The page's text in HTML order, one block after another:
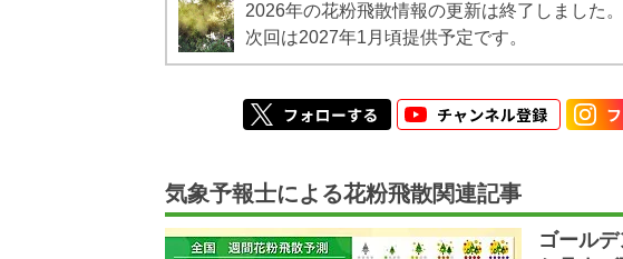
2026年の花粉飛散情報の更新は終了しました。
次回は2027年1月頃提供予定です。
気象予報士による花粉飛散関連記事
ゴール